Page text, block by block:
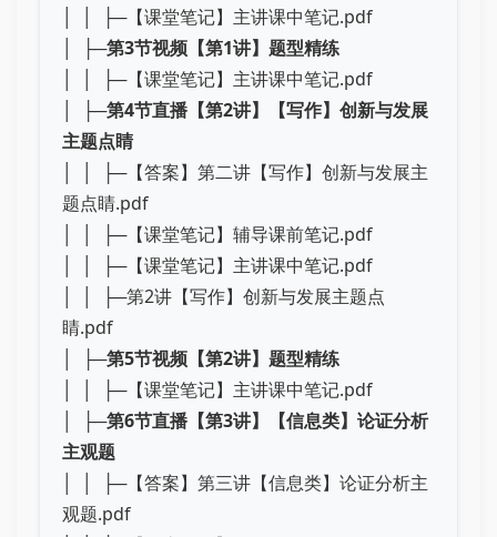
│ │ ├─【课堂笔记】主讲课中笔记.pdf
│ ├─第3节视频【第1讲】题型精练
│ │ ├─【课堂笔记】主讲课中笔记.pdf
│ ├─第4节直播【第2讲】【写作】创新与发展
主题点睛
│ │ ├─【答案】第二讲【写作】创新与发展主
题点睛.pdf
│ │ ├─【课堂笔记】辅导课前笔记.pdf
│ │ ├─【课堂笔记】主讲课中笔记.pdf
│ │ ├─第2讲【写作】创新与发展主题点
睛.pdf
│ ├─第5节视频【第2讲】题型精练
│ │ ├─【课堂笔记】主讲课中笔记.pdf
│ ├─第6节直播【第3讲】【信息类】论证分析
主观题
│ │ ├─【答案】第三讲【信息类】论证分析主
观题.pdf